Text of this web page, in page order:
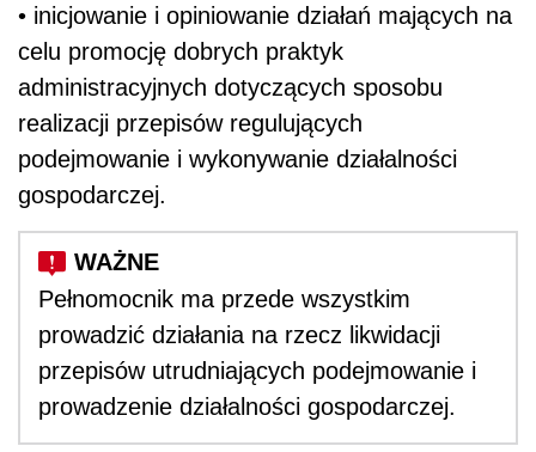
• inicjowanie i opiniowanie działań mających na
celu promocję dobrych praktyk
administracyjnych dotyczących sposobu
realizacji przepisów regulujących
podejmowanie i wykonywanie działalności
gospodarczej.
Pełnomocnik ma przede wszystkim
prowadzić działania na rzecz likwidacji
przepisów utrudniających podejmowanie i
prowadzenie działalności gospodarczej.